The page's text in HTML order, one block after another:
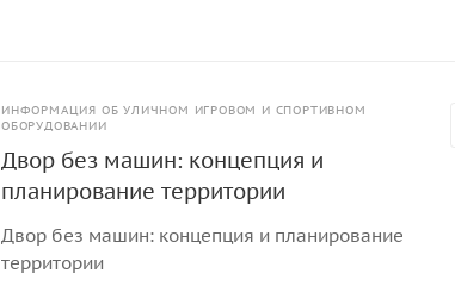
ИНФОРМАЦИЯ ОБ УЛИЧНОМ ИГРОВОМ И СПОРТИВНОМ
ОБОРУДОВАНИИ
Двор без машин: концепция и
планирование территории
Двор без машин: концепция и планирование
территории